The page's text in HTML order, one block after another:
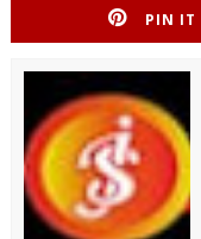
PIN IT